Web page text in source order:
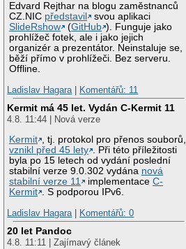
Edvard Rejthar na blogu zaměstnanců
CZ.NIC představil
svou aplikaci
SlideRshow
(GitHub ). Funguje jako
prohlížeč fotek, ale i jako jejich
organizér a prezentátor. Neinstaluje se,
běží přímo v prohlížeči. Bez serveru.
Offline.
Ladislav Hagara | Komentářů: 11
Kermit má 45 let. Vydán C-Kermit 11
4.8. 11:44 | Nová verze
Kermit , tj. protokol pro přenos souborů,
vznikl před 45 lety . Při této příležitosti
byla po 15 letech od vydání poslední
stabilní verze 9.0.302 vydána nová
stabilní verze 11
implementaceC-
Kermit . S podporou IPv6.
Ladislav Hagara | Komentářů: 0
20 let Pandoc
4.8. 11:11 | Zajímavý článek